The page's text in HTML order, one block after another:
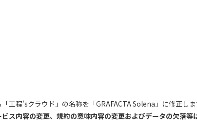
工程'sクラウド」の名称を「GRAFACTA Solena」に修正しま
ビス内容の変更、規約の意味内容の変更およびデータの欠落等